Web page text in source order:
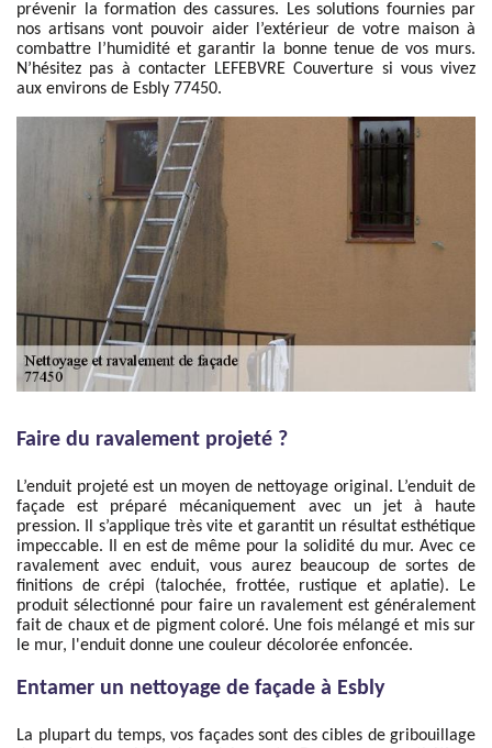
prévenir la formation des cassures. Les solutions fournies par
nos artisans vont pouvoir aider l’extérieur de votre maison à
combattre l’humidité et garantir la bonne tenue de vos murs.
N’hésitez pas à contacter LEFEBVRE Couverture si vous vivez
aux environs de Esbly 77450.
Faire du ravalement projeté ?
L’enduit projeté est un moyen de nettoyage original. L’enduit de
façade est préparé mécaniquement avec un jet à haute
pression. Il s’applique très vite et garantit un résultat esthétique
impeccable. Il en est de même pour la solidité du mur. Avec ce
ravalement avec enduit, vous aurez beaucoup de sortes de
finitions de crépi (talochée, frottée, rustique et aplatie). Le
produit sélectionné pour faire un ravalement est généralement
fait de chaux et de pigment coloré. Une fois mélangé et mis sur
le mur, l'enduit donne une couleur décolorée enfoncée.
Entamer un nettoyage de façade à Esbly
La plupart du temps, vos façades sont des cibles de gribouillage